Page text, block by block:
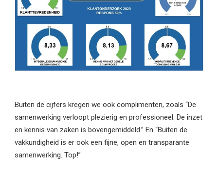
Buiten de cijfers kregen we ook complimenten, zoals “De
samenwerking verloopt plezierig en professioneel. De inzet
en kennis van zaken is bovengemiddeld.” En “Buiten de
vakkundigheid is er ook een fijne, open en transparante
samenwerking. Top!”